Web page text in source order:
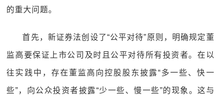
的重大问题。
首先，新证券法创设了“公平对待”原则，明确规定董
监高要保证上市公司及时且公平对待所有投资者。在以
往实践中，存在董监高向控股股东披露“多一些、快一
些”，向公众投资者披露“少一些、慢一些”的现象。这与